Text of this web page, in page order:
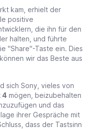
kam, erhielt der
positive
die ihn für den
halten, und führte
"Share"-Taste ein. Dies
wir das Beste aus
sich Sony, vieles von
4 mögen, beizubehalten
und das
ihrer Gespräche mit
dass der Tastsinn